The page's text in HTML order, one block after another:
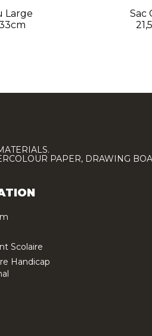
Large
Sac
PAPER, DRAWING
Scolaire
Handicap